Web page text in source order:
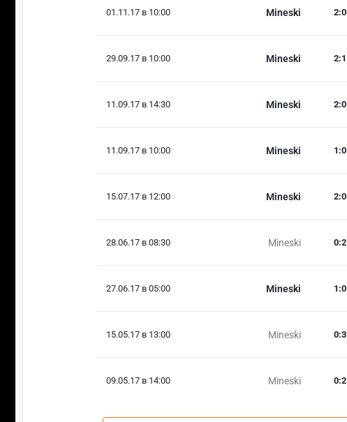
01.11.17 в 10:00 Mineski 2:0
29.09.17 в 10:00 Mineski 2:1
11.09.17 в 14:30 Mineski 2:0
11.09.17 в 10:00 Mineski 1 :0
15.07.17 в 12:00 Mineski 2:0
28.06.17 в 08:30 Mineski 0:2
27.06.17 в 05:00 Mineski 1 :0
15.05.17 в 13:00 Mineski 0:3
09.05.17 в 14:00 Mineski 0:2